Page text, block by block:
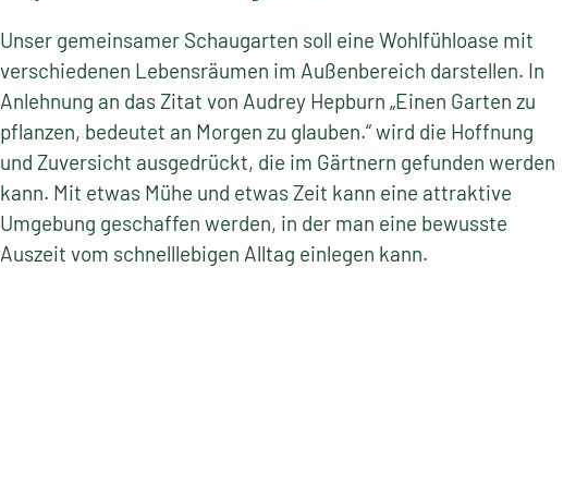
Inspiration und Hintergründe:
Unser gemeinsamer Schaugarten soll eine Wohlfühloase mit
verschiedenen Lebensräumen im Außenbereich darstellen. In